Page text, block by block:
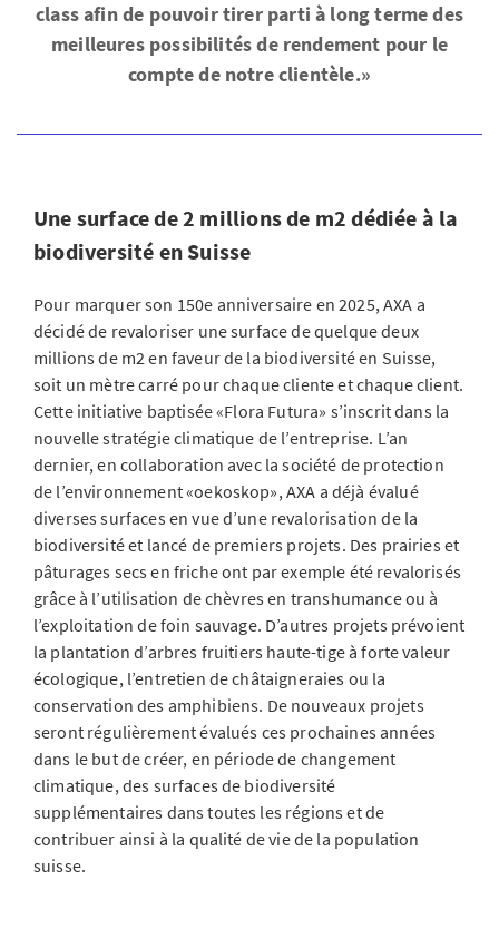
class afin de pouvoir tirer parti à long terme des
meilleures possibilités de rendement pour le
compte de notre clientèle.»
Une surface de 2 millions de m2 dédiée à la
biodiversité en Suisse
Pour marquer son 150e anniversaire en 2025, AXA a
décidé de revaloriser une surface de quelque deux
millions de m2 en faveur de la biodiversité en Suisse,
soit un mètre carré pour chaque cliente et chaque client.
Cette initiative baptisée «Flora Futura» s’inscrit dans la
nouvelle stratégie climatique de l’entreprise. L’an
dernier, en collaboration avec la société de protection
de l’environnement «oekoskop», AXA a déjà évalué
diverses surfaces en vue d’une revalorisation de la
biodiversité et lancé de premiers projets. Des prairies et
pâturages secs en friche ont par exemple été revalorisés
grâce à l’utilisation de chèvres en transhumance ou à
l’exploitation de foin sauvage. D’autres projets prévoient
la plantation d’arbres fruitiers haute-tige à forte valeur
écologique, l’entretien de châtaigneraies ou la
conservation des amphibiens. De nouveaux projets
seront régulièrement évalués ces prochaines années
dans le but de créer, en période de changement
climatique, des surfaces de biodiversité
supplémentaires dans toutes les régions et de
contribuer ainsi à la qualité de vie de la population
suisse.